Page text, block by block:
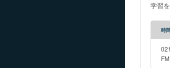
学習
時